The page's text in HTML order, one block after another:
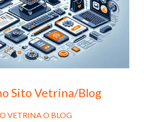
Sito Vetrina/Blog
VETRINA O BLOG